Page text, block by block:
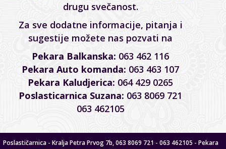
drugu svečanost.
Za sve dodatne informacije, pitanja i
sugestije možete nas pozvati na
Pekara Balkanska: 063 462 116
Pekara Auto komanda: 063 463 107
Pekara Kaludjerica: 064 429 0265
Poslasticarnica Suzana: 063 8069 721
063 462105
Poslastičarnica - Kralja Petra Prvog 7b, 063 8069 721 - 063 462105 - Pekara